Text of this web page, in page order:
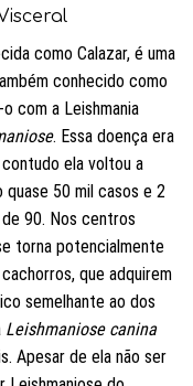
como Calazar, é uma
conhecido como
com a Leishmania
. Essa doença era
ela voltou a
quase 50 mil casos e 2
90. Nos centros
torna potencialmente
que adquirem
semelhante ao dos
Leishmaniose canina
Apesar de ela não ser